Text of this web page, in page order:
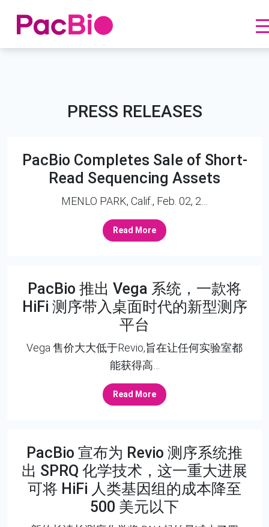
PRESS RELEASES
PacBio Completes Sale of Short-
Read Sequencing Assets
MENLO PARK, Calif., Feb. 02, 2…
Read More
PacBio 推出 Vega 系统，一款将
HiFi 测序带入桌面时代的新型测序
平台
Vega 售价大大低于Revio,旨在让任何实验室都
能获得高…
Read More
PacBio 宣布为 Revio 测序系统推
出 SPRQ 化学技术，这一重大进展
可将 HiFi 人类基因组的成本降至
500 美元以下